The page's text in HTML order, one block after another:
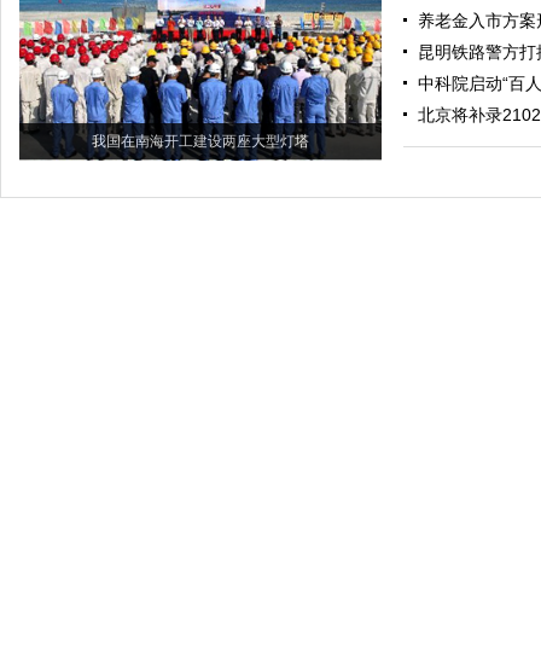
我国在南海开工建设两座大型灯塔
养老金入市方
昆明铁路警方
中科院启动“百
北京将补录